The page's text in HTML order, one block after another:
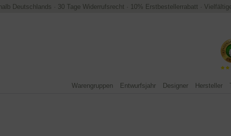
Deutschlands · 30 Tage Widerrufsrecht · 10% Erstbestellerrabatt ·
Warengruppen Entwurfsjahr Designer Hersteller